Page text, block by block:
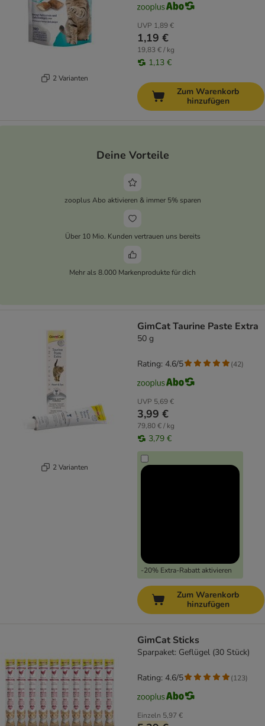
2 Varianten
UVP 1,89 €
1,19 €
19,83 € / kg
1,13 €
Zum Warenkorb
hinzufügen
Deine Vorteile
zooplus Abo aktivieren & immer 5% sparen
Über 10 Mio. Kunden vertrauen uns bereits
Mehr als 8.000 Markenprodukte für dich
2 Varianten
GimCat Taurine Paste Extra
50 g
UVP 5,69 €
3,99 €
79,80 € / kg
3,79 €
-20% Extra-Rabatt aktivieren
Rating: 4.6/5 (42)
Zum Warenkorb
hinzufügen
GimCat Sticks
Sparpaket: Geflügel (30 Stück)
Einzeln 5,97 €
Rating: 4.6/5 (123)